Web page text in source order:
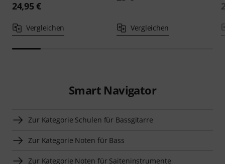
24,95 €
Vergleichen Vergleichen
Smart Navigator
Zur Kategorie Schulen für Bassgitarre
Zur Kategorie Noten für Bass
Zur Kategorie Noten für Saiteninstrumente